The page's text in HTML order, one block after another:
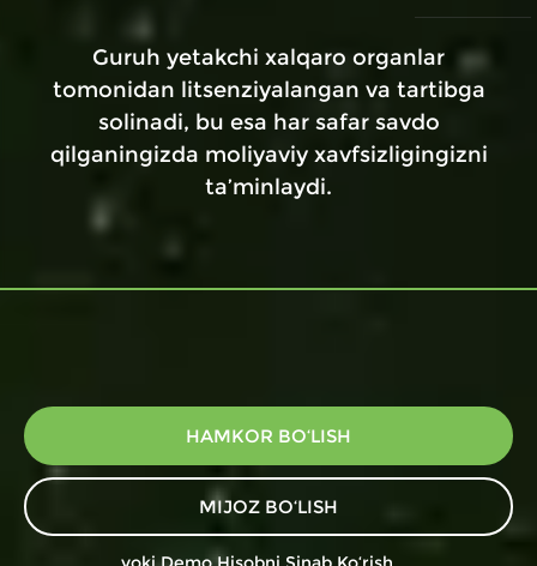
Guruh yetakchi xalqaro organlar
tomonidan litsenziyalangan va tartibga
solinadi, bu esa har safar savdo
qilganingizda moliyaviy xavfsizligingizni
ta’minlaydi.
HAMKOR BO‘LISH
MIJOZ BO‘LISH